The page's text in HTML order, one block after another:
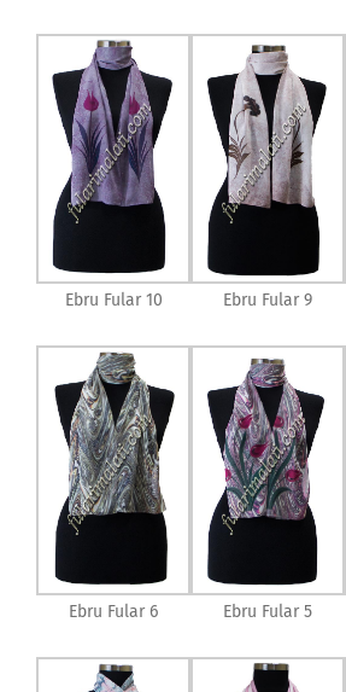
Ebru Fular 10 Ebru Fular 9
Ebru Fular 6 Ebru Fular 5